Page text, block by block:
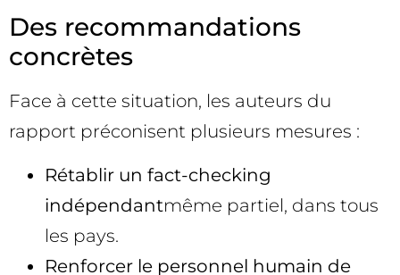
Des recommandations
concrètes
Face à cette situation, les auteurs du
rapport préconisent plusieurs mesures :
Rétablir un fact-checking
indépendantmême partiel, dans tous
les pays.
Renforcer le personnel humain de